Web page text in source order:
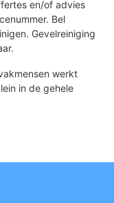
en/of advies
Bel
Gevelreiniging
werkt
in de gehele